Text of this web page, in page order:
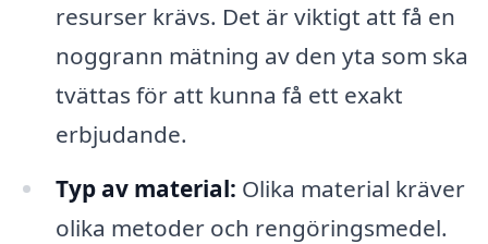
resurser krävs. Det är viktigt att få en
noggrann mätning av den yta som ska
tvättas för att kunna få ett exakt
erbjudande.
Typ av material: Olika material kräver
olika metoder och rengöringsmedel.